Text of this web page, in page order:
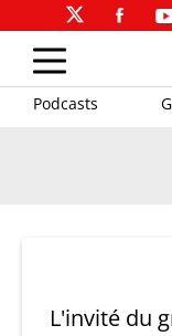
Podcasts
L'invité du